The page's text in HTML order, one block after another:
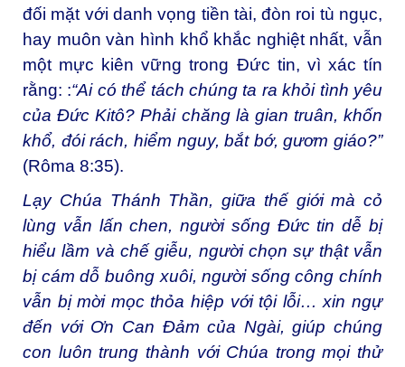
đối mặt với danh vọng tiền tài, đòn roi tù ngục,
hay muôn vàn hình khổ khắc nghiệt nhất, vẫn
một mực kiên vững trong Đức tin, vì xác tín
rằng: :“Ai có thể tách chúng ta ra khỏi tình yêu
của Đức Kitô? Phải chăng là gian truân, khốn
khổ, đói rách, hiểm nguy, bắt bớ, gươm giáo?”
(Rôma 8:35).
Lạy Chúa Thánh Thần, giữa thế giới mà cỏ
lùng vẫn lấn chen, người sống Đức tin dễ bị
hiểu lầm và chế giễu, người chọn sự thật vẫn
bị cám dỗ buông xuôi, người sống công chính
vẫn bị mời mọc thỏa hiệp với tội lỗi… xin ngự
đến với Ơn Can Đảm của Ngài, giúp chúng
con luôn trung thành với Chúa trong mọi thử